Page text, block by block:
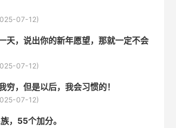
07-12)
天，说出你的新年愿望，那就一定不会
07-12)
穷，但是以后，我会习惯的！
07-12)
，55个加分。